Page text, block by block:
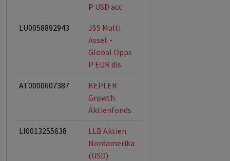
P USD acc
LU0058892943
JSS Multi
Asset -
Global Opps
P EUR dis
AT0000607387
KEPLER
Growth
Aktienfonds
LI0013255638
LLB Aktien
Nordamerika
(USD)